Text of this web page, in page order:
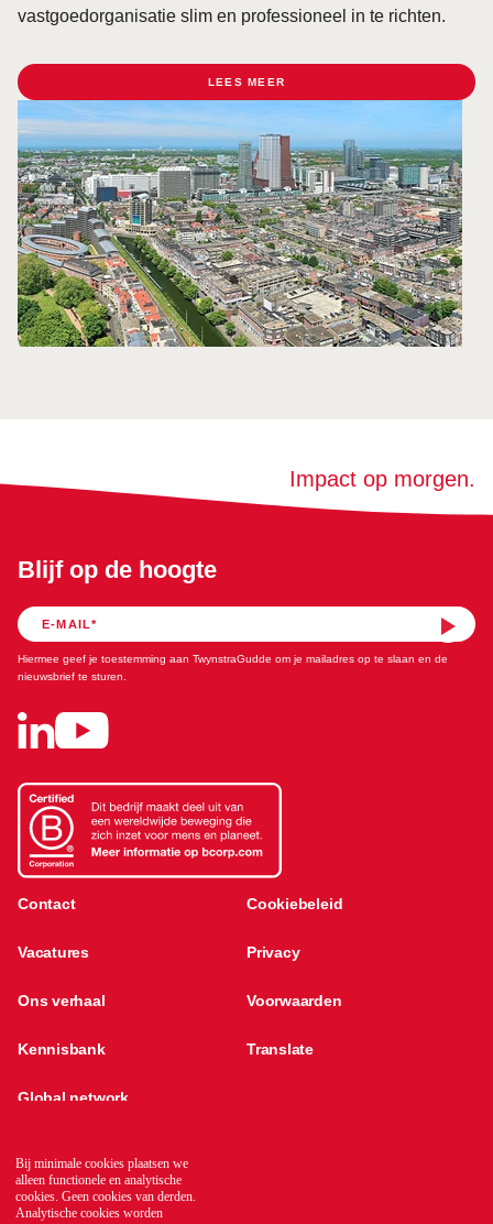
Bij minimale cookies plaatsen we
alleen functionele en analytische
cookies. Geen cookies van derden.
Analytische cookies worden
vastgoedorganisatie slim en professioneel in te richten.
LEES MEER
Contact Cookiebeleid
Vacatures Privacy
Ons verhaal Voorwaarden
Kennisbank Translate
Global network
Blijf op de hoogte
Hiermee geef je toestemming aan TwynstraGudde om je mailadres op te slaan en de
nieuwsbrief te sturen.
Impact op morgen.